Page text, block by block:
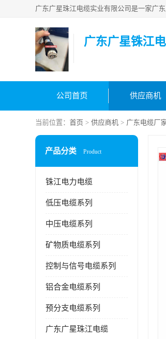
广东广星铢江
公司首页 供应商机
当前位置： 首页 > 供应商机 > 广东电缆厂
产品分类 Product
铢江电力电缆
低压电缆系列
中压电缆系列
矿物质电缆系列
控制与信号电缆系列
铝合金电缆系列
预分支电缆系列
广东广星珠江电缆